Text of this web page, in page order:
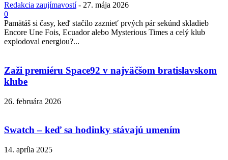
Redakcia zaujímavostí - 27. mája 2026
0
Pamätáš si časy, keď stačilo zaznieť prvých pár sekúnd skladieb
Encore Une Fois, Ecuador alebo Mysterious Times a celý klub
explodoval energiou?...
Zaži premiéru Space92 v najväčšom bratislavskom
klube
26. februára 2026
Swatch – keď sa hodinky stávajú umením
14. apríla 2025